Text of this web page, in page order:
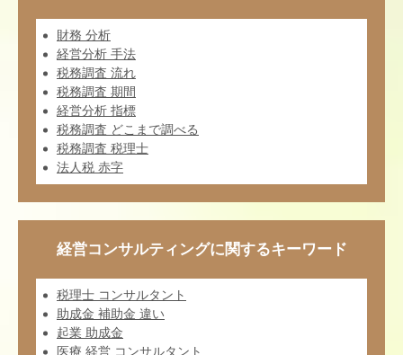
財務 分析
経営分析 手法
税務調査 流れ
税務調査 期間
経営分析 指標
税務調査 どこまで調べる
税務調査 税理士
法人税 赤字
経営コンサルティングに関するキーワード
税理士 コンサルタント
助成金 補助金 違い
起業 助成金
医療 経営 コンサルタント